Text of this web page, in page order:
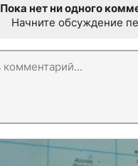
Пока нет ни одного
Начните обсуждение